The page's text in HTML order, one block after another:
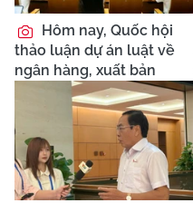
Hôm nay, Quốc hội
thảo luận dự án luật về
ngân hàng, xuất bản